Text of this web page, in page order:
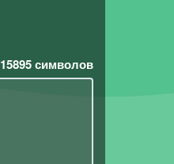
15895символов